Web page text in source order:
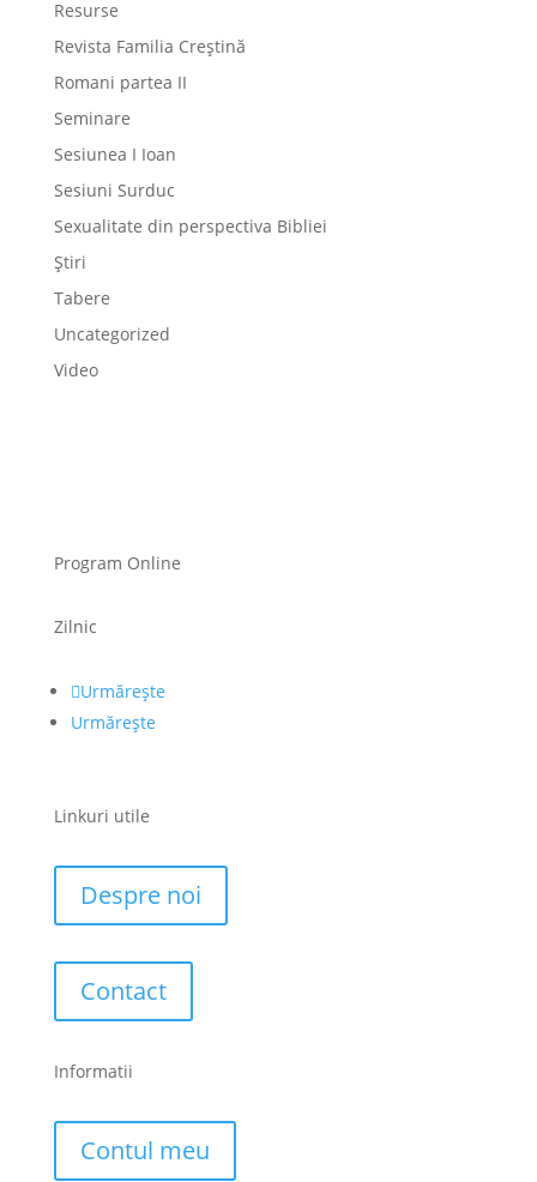
Resurse
Revista Familia Creștină
Romani partea II
Seminare
Sesiunea I Ioan
Sesiuni Surduc
Sexualitate din perspectiva Bibliei
Știri
Tabere
Uncategorized
Video
Program Online
Zilnic
Urmărește
Urmărește
Linkuri utile
Despre noi
Contact
Informatii
Contul meu